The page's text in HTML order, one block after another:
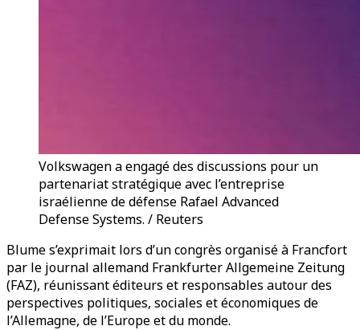
Volkswagen a engagé des discussions pour un
partenariat stratégique avec l’entreprise
israélienne de défense Rafael Advanced
Defense Systems. / Reuters
Blume s’exprimait lors d’un congrès organisé à Francfort
par le journal allemand Frankfurter Allgemeine Zeitung
(FAZ), réunissant éditeurs et responsables autour des
perspectives politiques, sociales et économiques de
l’Allemagne, de l’Europe et du monde.